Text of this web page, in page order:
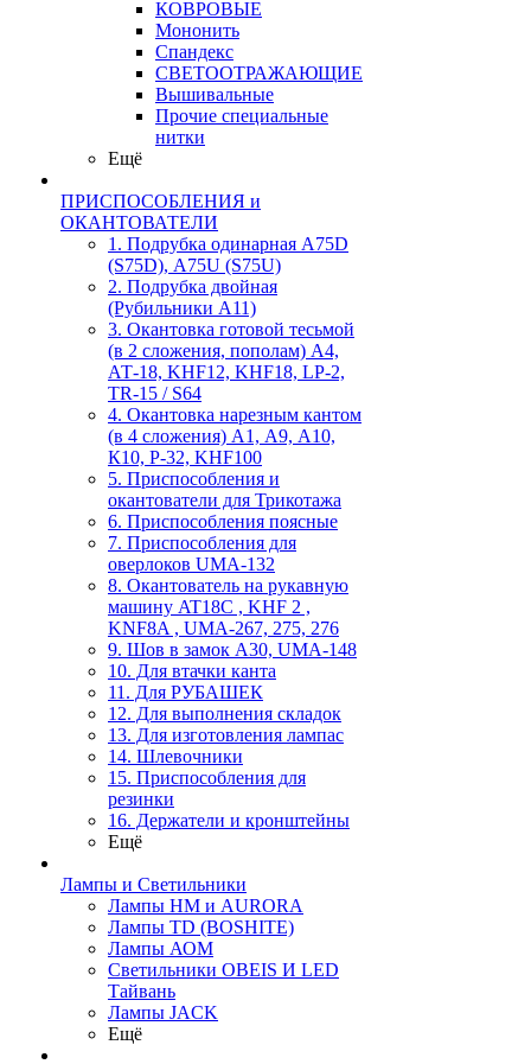
КОВРОВЫЕ
Мононить
Спандекс
СВЕТООТРАЖАЮЩИЕ
Вышивальные
Прочие специальные
нитки
Ещё
ПРИСПОСОБЛЕНИЯ и
ОКАНТОВАТЕЛИ
1. Подрубка одинарная А75D
(S75D), А75U (S75U)
2. Подрубка двойная
(Рубильники А11)
3. Окантовка готовой тесьмой
(в 2 сложения, пополам) А4,
АТ-18, KHF12, KHF18, LP-2,
TR-15 / S64
4. Окантовка нарезным кантом
(в 4 сложения) А1, А9, А10,
К10, Р-32, KHF100
5. Приспособления и
окантователи для Трикотажа
6. Приспособления поясные
7. Приспособления для
оверлоков UMA-132
8. Окантователь на рукавную
машину AT18C , KHF 2 ,
KNF8A , UMA-267, 275, 276
9. Шов в замок А30, UMA-148
10. Для втачки канта
11. Для РУБАШЕК
12. Для выполнения складок
13. Для изготовления лампас
14. Шлевочники
15. Приспособления для
резинки
16. Держатели и кронштейны
Ещё
Лампы и Светильники
Лампы HM и AURORA
Лампы TD (BOSHITE)
Лампы АОМ
Светильники OBEIS И LED
Тайвань
Лампы JACK
Ещё